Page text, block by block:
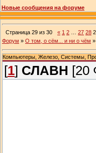
Новые сообщения на форуме
Страница 29 из 30 « 1 2 27 28
Форум » О том, о сём... и ни о чём »
Компьютеры, Железо, Системы,
[1] СЛАВН [20